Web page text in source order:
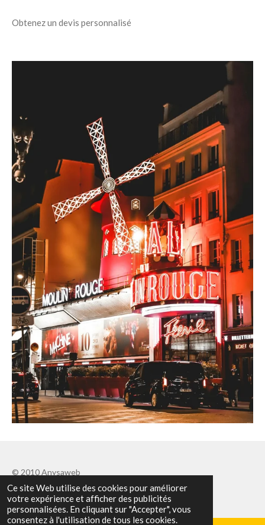
Ce site Web utilise des cookies pour améliorer
votre expérience et afficher des publicités
personnalisées. En cliquant sur "Accepter", vous
consentez à l'utilisation de tous les cookies.
Obtenez un devis personnalisé
© 2010 Anysaweb
Propulsé parWebador